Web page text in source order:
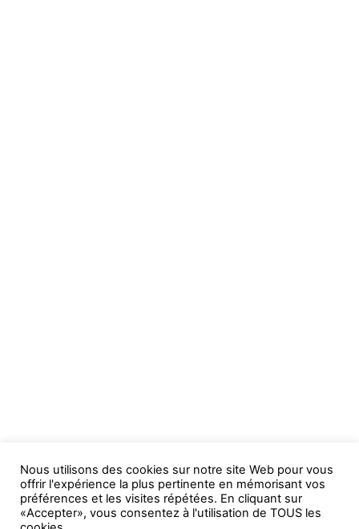
Nous utilisons des cookies sur notre site Web pour vous
offrir l'expérience la plus pertinente en mémorisant vos
préférences et les visites répétées. En cliquant sur
«Accepter», vous consentez à l'utilisation de TOUS les